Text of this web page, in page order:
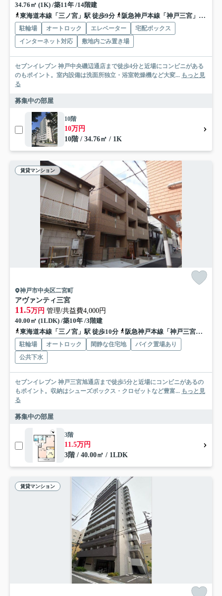
34.76㎡ (1K) /築11年 /14階建
東海道本線「三ノ宮」駅 徒歩9分
阪急神戸本線「神戸三宮」駅 徒歩10分
駐輪場 オートロック エレベーター
宅配ボックス
インターネット対応
敷地内ごみ置き場
セブンイレブン 神戸中央磯辺通店まで徒歩4分と近場にコンビニがある
のもポイント。室内設備は洗面所独立・浴室乾燥機など大変... もっと見
る
募集中の部屋
10階
10万円
10階 / 34.76㎡ / 1K
賃貸マンション
神戸市中央区二宮町
アヴァンティ三宮
11.5万円 管理/共益費4,000円
40.00㎡ (1LDK) /築10年 /3階建
東海道本線「三ノ宮」駅 徒歩10分
阪急神戸本線「神戸三宮」駅 徒歩10分
駐輪場 オートロック 閑静な住宅地
バイク置場あり
公共下水
セブンイレブン 神戸三宮旭通店まで徒歩5分と近場にコンビニがあるの
もポイント。収納はシューズボックス・クロゼットなど豊富... もっと見
る
募集中の部屋
3階
11.5万円
3階 / 40.00㎡ / 1LDK
賃貸マンション